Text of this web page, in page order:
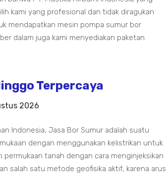
kami yang profesional dan tidak diragukan
mendapatkan mesin pompa sumur bor
dalam juga kami menyediakan paketan
Terpercaya
2026
Indonesia, Jasa Bor Sumur adalah suatu
dengan menggunakan kelistrikan untuk
tanah dengan cara menginjeksikan
salah satu metode geofisika aktif, karena arus